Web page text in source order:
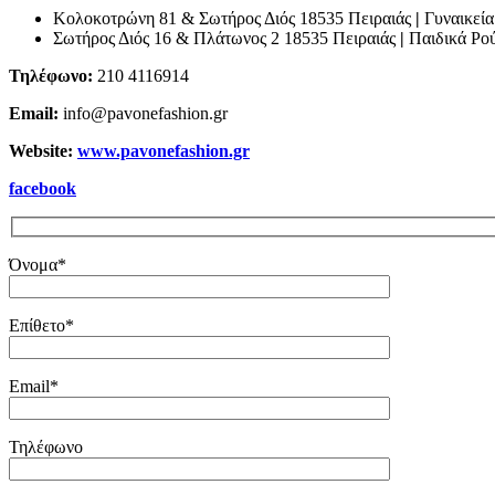
Κολοκοτρώνη 81 & Σωτήρος Διός 18535 Πειραιάς |
Σωτήρος Διός 16 & Πλάτωνος 2 18535 Πειραιάς | Παιδικά
Τηλέφωνο: 210 4116914
Email: info@pavonefashion.gr
Website: www.pavonefashion.gr
facebook
Όνομα*
Επίθετο*
Email*
Τηλέφωνο